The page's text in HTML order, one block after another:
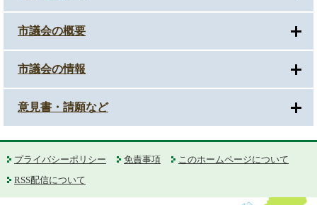
市議会の概要
市議会の情報
意見書・請願など
プライバシーポリシー 免責事項
このホームページについて
RSS配信について